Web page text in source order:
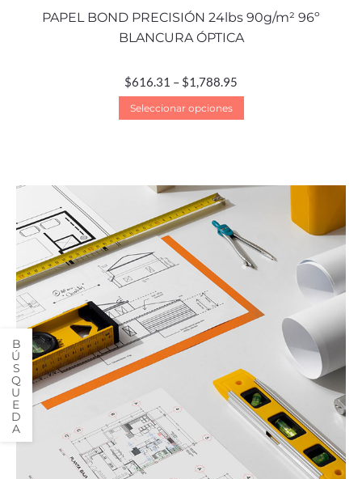
PAPEL BOND PRECISIÓN 24lbs 90g/m² 96º
BLANCURA ÓPTICA
$616.31 – $1,788.95
Seleccionar opciones